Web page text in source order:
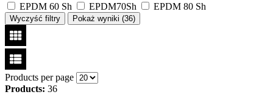
EPDM 60 Sh EPDM70Sh EPDM 80 Sh
Wyczyść filtry Pokaż wyniki (36)
Products per page
Products: 36